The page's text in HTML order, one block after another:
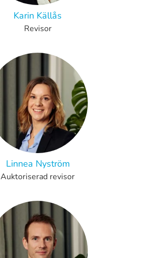
Karin Källås
Revisor
Linnea Nyström
Auktoriserad revisor